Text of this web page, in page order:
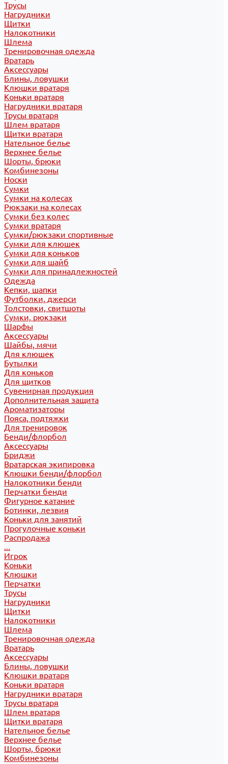
Трусы
Нагрудники
Щитки
Налокотники
Шлема
Тренировочная одежда
Вратарь
Аксессуары
Блины, ловушки
Клюшки вратаря
Коньки вратаря
Нагрудники вратаря
Трусы вратаря
Шлем вратаря
Щитки вратаря
Нательное белье
Верхнее белье
Шорты, брюки
Комбинезоны
Носки
Сумки
Сумки на колесах
Рюкзаки на колесах
Сумки без колес
Сумки вратаря
Сумки/рюкзаки спортивные
Сумки для клюшек
Сумки для коньков
Сумки для шайб
Сумки для принадлежностей
Одежда
Кепки, шапки
Футболки, джерси
Толстовки, свитшоты
Сумки, рюкзаки
Шарфы
Аксессуары
Шайбы, мячи
Для клюшек
Бутылки
Для коньков
Для щитков
Сувенирная продукция
Дополнительная защита
Ароматизаторы
Пояса, подтяжки
Для тренировок
Бенди/флорбол
Аксессуары
Бриджи
Вратарская экипировка
Клюшки бенди/флорбол
Налокотники бенди
Перчатки бенди
Фигурное катание
Ботинки, лезвия
Коньки для занятий
Прогулочные коньки
Распродажа
...
Игрок
Коньки
Клюшки
Перчатки
Трусы
Нагрудники
Щитки
Налокотники
Шлема
Тренировочная одежда
Вратарь
Аксессуары
Блины, ловушки
Клюшки вратаря
Коньки вратаря
Нагрудники вратаря
Трусы вратаря
Шлем вратаря
Щитки вратаря
Нательное белье
Верхнее белье
Шорты, брюки
Комбинезоны